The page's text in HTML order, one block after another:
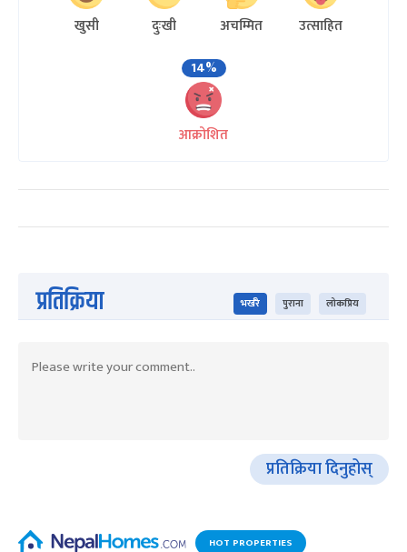
खुसी दुःखी अचम्मित
उत्साहित
14%
आक्रोशित
प्रतिक्रिया भर्खरै पुराना लोकप्रिय
प्रतिक्रिया दिनुहोस्
HOT PROPERTIES